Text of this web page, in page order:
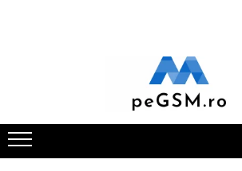
SAMSUNG COMPATIBILE
SAMSUNG SERVICE PACK